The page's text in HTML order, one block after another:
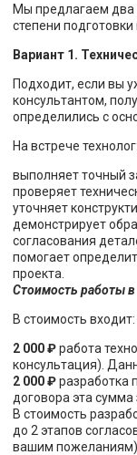
Мы предлагаем два
степени подготовки
Вариант 1.
Подходит, если вы
консультантом,
определились с
На встрече технолог:
выполняет точный
проверяет
уточняет
демонстрирует
согласования
помогает
проекта.
Стоимость работы
В стоимость входит:
2 000 ₽работа
консультация).
2 000 ₽разработка
договора эта сумма
В стоимость
до 2 этапов
вашим пожеланиям).